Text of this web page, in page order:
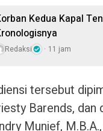
Kedua Kapal
Redaksi 11 jam
tersebut
Barends,
Munief,